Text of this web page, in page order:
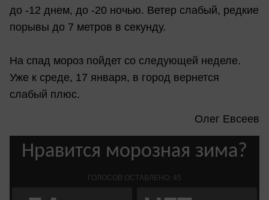
до -12 днем, до -20 ночью. Ветер слабый, редкие
порывы до 7 метров в секунду.
На спад мороз пойдет со следующей неделе.
Уже к среде, 17 января, в город вернется
слабый плюс.
Олег Евсеев